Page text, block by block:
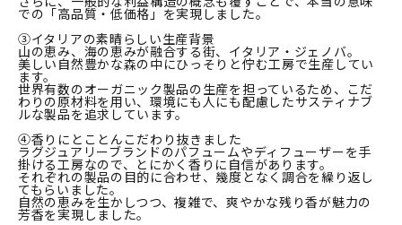
での「高品質・低価格」を実現しました。
③イタリアの素晴らしい生産背景
山の恵み、海の恵みが融合する街、イタリア・ジェノバ。
美しい自然豊かな森の中にひっそりと佇む工房で生産してい
ます。
世界有数のオーガニック製品の生産を担っているため、こだ
わりの原材料を用い、環境にも人にも配慮したサスティナブ
ルな製品を追求しています。
④香りにとことんこだわり抜きました
ラグジュアリーブランドのパフュームやディフューザーを手
掛ける工房なので、とにかく香りに自信があります。
それぞれの製品の目的に合わせ、幾度となく調合を繰り返し
てもらいました。
自然の恵みを生かしつつ、複雑で、爽やかな残り香が魅力の
芳香を実現しました。